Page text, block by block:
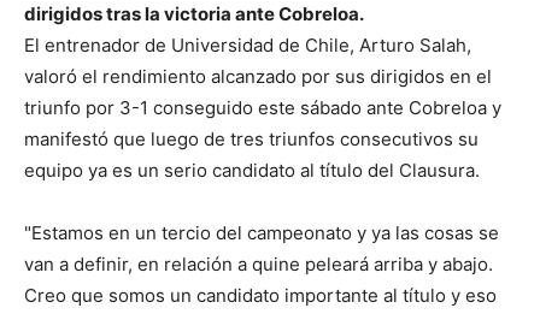
dirigidos tras la victoria ante Cobreloa.
El entrenador de Universidad de Chile, Arturo Salah,
valoró el rendimiento alcanzado por sus dirigidos en el
triunfo por 3-1 conseguido este sábado ante Cobreloa y
manifestó que luego de tres triunfos consecutivos su
equipo ya es un serio candidato al título del Clausura.
"Estamos en un tercio del campeonato y ya las cosas se
van a definir, en relación a quine peleará arriba y abajo.
Creo que somos un candidato importante al título y eso